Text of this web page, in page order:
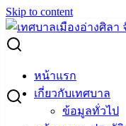
Skip to content
หน้าแรก
เกี่ยวกับเทศบาล
ข้อมูลทั่วไป
Search for:
ผู้ชนะการเสนอราคา ซิง
ผู้ชนะการเสนอ